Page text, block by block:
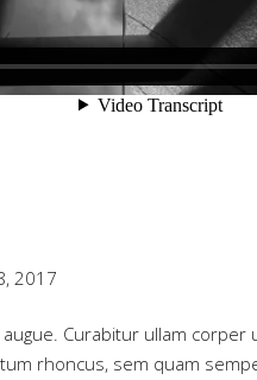
2017
Curabitur ullam corper
rhoncus, sem quam